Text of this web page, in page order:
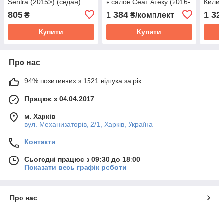
Sentra (2015>) (седан)
805 ₴
Купити
в салон Сеат Атеку (2016-
1 384₴/комплект
Купити
1
Про нас
94% позитивних з 1521 відгука за рік
Працює з 04.04.2017
м. Харків
вул. Механизаторів, 2/1, Харків, Україна
Контакти
Сьогодні працює з 09:30 до 18:00
Показати весь графік роботи
Про нас